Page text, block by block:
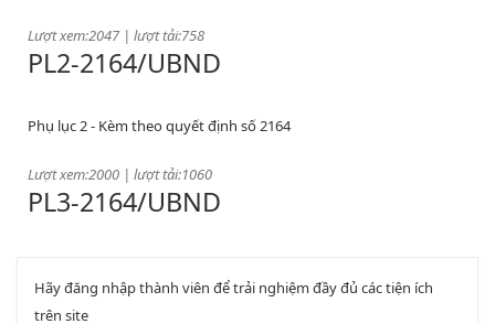
PL2-2164/UBND
PL3-2164/UBND
Lượt xem:2011 | lượt tải:1159
52/2019/QH14
Hãy đăng nhập thành viên để trải nghiệm đầy đủ các tiện ích
trên site